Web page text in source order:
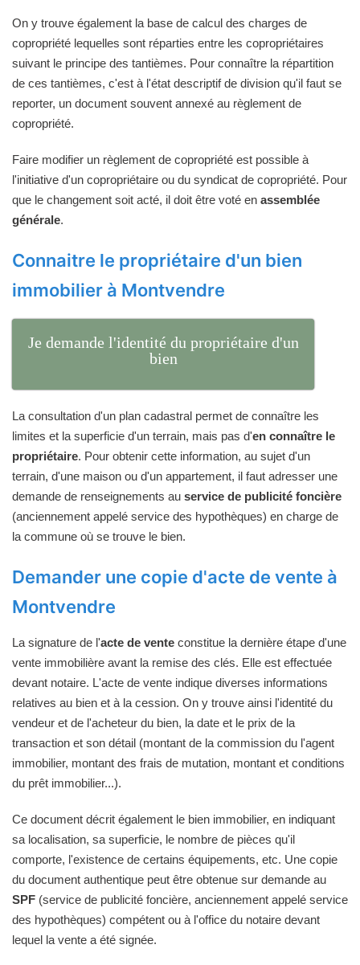
On y trouve également la base de calcul des charges de
copropriété lequelles sont réparties entre les copropriétaires
suivant le principe des tantièmes. Pour connaître la répartition
de ces tantièmes, c'est à l'état descriptif de division qu'il faut se
reporter, un document souvent annexé au règlement de
copropriété.
Faire modifier un règlement de copropriété est possible à
l'initiative d'un copropriétaire ou du syndicat de copropriété. Pour
que le changement soit acté, il doit être voté en assemblée
générale.
Connaitre le propriétaire d'un bien
immobilier à Montvendre
Je demande l'identité du propriétaire d'un
bien
La consultation d'un plan cadastral permet de connaître les
limites et la superficie d'un terrain, mais pas d'en connaître le
propriétaire. Pour obtenir cette information, au sujet d'un
terrain, d'une maison ou d'un appartement, il faut adresser une
demande de renseignements au service de publicité foncière
(anciennement appelé service des hypothèques) en charge de
la commune où se trouve le bien.
Demander une copie d'acte de vente à
Montvendre
La signature de l'acte de vente constitue la dernière étape d'une
vente immobilière avant la remise des clés. Elle est effectuée
devant notaire. L'acte de vente indique diverses informations
relatives au bien et à la cession. On y trouve ainsi l'identité du
vendeur et de l'acheteur du bien, la date et le prix de la
transaction et son détail (montant de la commission du l'agent
immobilier, montant des frais de mutation, montant et conditions
du prêt immobilier...).
Ce document décrit également le bien immobilier, en indiquant
sa localisation, sa superficie, le nombre de pièces qu'il
comporte, l'existence de certains équipements, etc. Une copie
du document authentique peut être obtenue sur demande au
SPF (service de publicité foncière, anciennement appelé service
des hypothèques) compétent ou à l'office du notaire devant
lequel la vente a été signée.